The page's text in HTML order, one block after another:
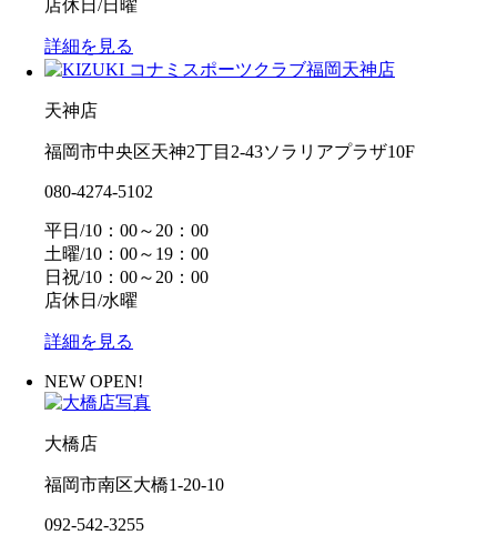
店休日/日曜
詳細を見る
天神店
福岡市中央区天神2丁目2-43ソラリアプラザ10F
080-4274-5102
平日/10：00～20：00
土曜/10：00～19：00
日祝/10：00～20：00
店休日/水曜
詳細を見る
NEW OPEN!
大橋店
福岡市南区大橋1-20-10
092-542-3255